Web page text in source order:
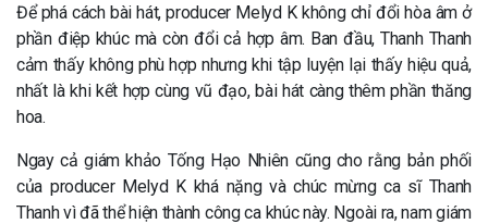
Để phá cách bài hát, producer Melyd K không chỉ đổi hòa âm ở
phần điệp khúc mà còn đổi cả hợp âm. Ban đầu, Thanh Thanh
cảm thấy không phù hợp nhưng khi tập luyện lại thấy hiệu quả,
nhất là khi kết hợp cùng vũ đạo, bài hát càng thêm phần thăng
hoa.
Ngay cả giám khảo Tống Hạo Nhiên cũng cho rằng bản phối
của producer Melyd K khá nặng và chúc mừng ca sĩ Thanh
Thanh vì đã thể hiện thành công ca khúc này. Ngoài ra, nam giám